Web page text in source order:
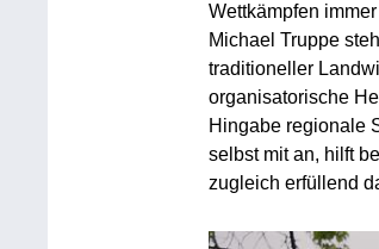
Wettkämpfen
Michael Truppe
traditioneller
organisatorische
Hingabe regionale
selbst mit an, hilft
zugleich erfüllend